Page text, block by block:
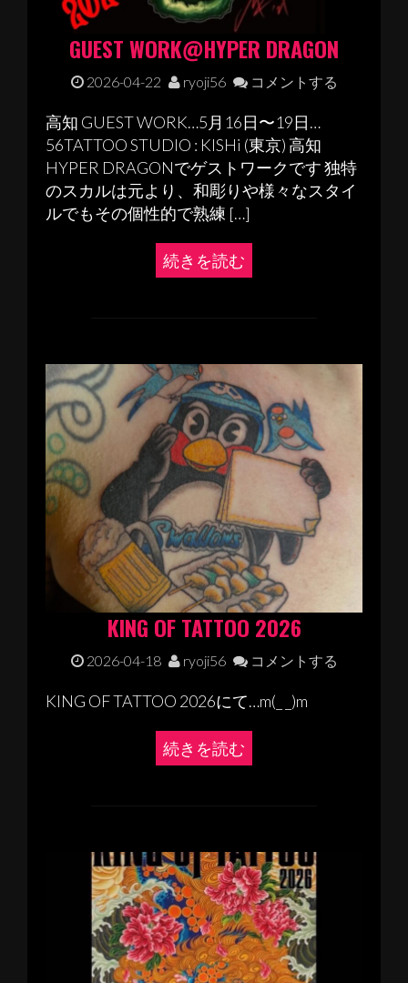
GUEST WORK@HYPER DRAGON
2026-04-22 ryoji56 コメントする
高知 GUEST WORK…5月16日〜19日…
56TATTOO STUDIO : KISHi (東京) 高知
HYPER DRAGONでゲストワークです 独特
のスカルは元より、和彫りや様々なスタイ
ルでもその個性的で熟練 […]
続きを読む
KING OF TATTOO 2026
2026-04-18 ryoji56 コメントする
KING OF TATTOO 2026にて…m(_ _)m
続きを読む